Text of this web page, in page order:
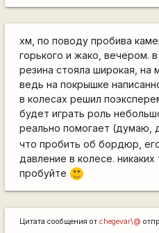
хм, по поводу пробива
горького и жако, вечером.
резина стояла широкая, на
ведь на покрышке
в колесах решил
будет играть роль
реально помогает (думаю,
что пробить об бордюр,
давление в колесе.
пробуйте
:)
Цитата сообщения отchegevar\@